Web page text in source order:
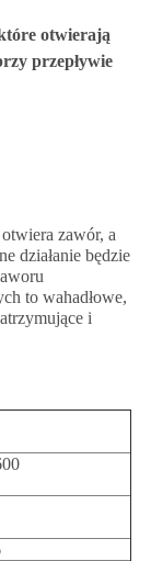
otwierają
przepływie
zawór, a
działanie będzie
to wahadłowe,
i